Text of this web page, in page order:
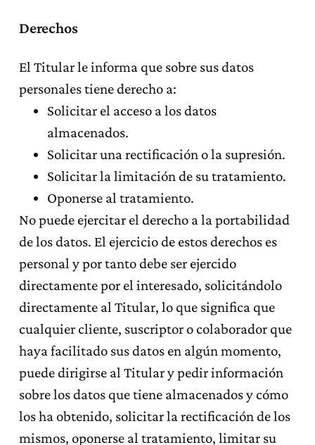
Derechos
El Titular le informa que sobre sus datos
personales tiene derecho a:
Solicitar el acceso a los datos
almacenados.
Solicitar una rectificación o la supresión.
Solicitar la limitación de su tratamiento.
Oponerse al tratamiento.
No puede ejercitar el derecho a la portabilidad
de los datos. El ejercicio de estos derechos es
personal y por tanto debe ser ejercido
directamente por el interesado, solicitándolo
directamente al Titular, lo que significa que
cualquier cliente, suscriptor o colaborador que
haya facilitado sus datos en algún momento,
puede dirigirse al Titular y pedir información
sobre los datos que tiene almacenados y cómo
los ha obtenido, solicitar la rectificación de los
mismos, oponerse al tratamiento, limitar su